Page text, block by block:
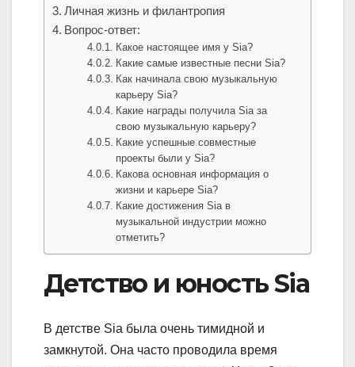
Личная жизнь и филантропия
Вопрос-ответ:
Какое настоящее имя у Sia?
Какие самые известные песни Sia?
Как начинала свою музыкальную
карьеру Sia?
Какие награды получила Sia за
свою музыкальную карьеру?
Какие успешные совместные
проекты были у Sia?
Какова основная информация о
жизни и карьере Sia?
Какие достижения Sia в
музыкальной индустрии можно
отметить?
Детство и юность Sia
В детстве Sia была очень тимидной и
замкнутой. Она часто проводила время